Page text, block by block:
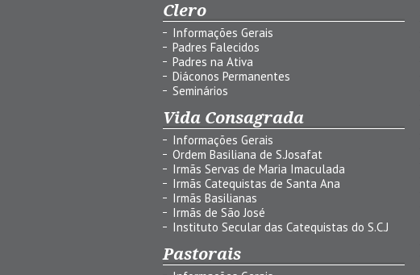
Clero
Informações Gerais
Padres Falecidos
Padres na Ativa
Diáconos Permanentes
Seminários
Vida Consagrada
Informações Gerais
Ordem Basiliana de S.Josafat
Irmãs Servas de Maria Imaculada
Irmãs Catequistas de Santa Ana
Irmãs Basilianas
Irmãs de São José
Instituto Secular das Catequistas do S.C.J
Pastorais